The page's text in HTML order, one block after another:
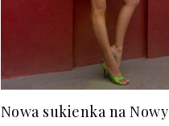
Nowa sukienka na Nowy